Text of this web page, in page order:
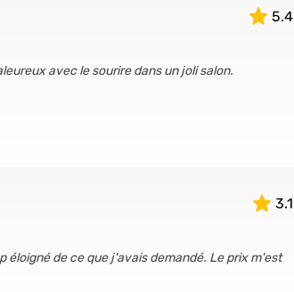
5.4
avec le sourire dans un joli salon.
3.1
éloigné de ce que j'avais demandé. Le prix m'est